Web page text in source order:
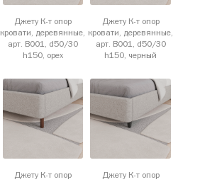
Джету К-т опор
кровати, деревянные,
арт. B001, d50/30
h150, орех
Джету К-т опор
кровати, деревянные,
арт. B001, d50/30
h150, черный
Джету К-т опор
Джету К-т опор